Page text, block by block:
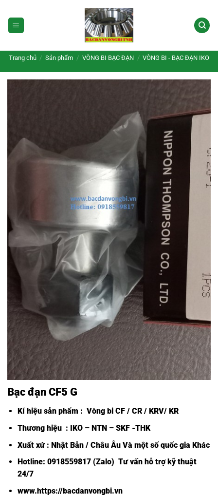
qua
nội
Trang chủ / Sản phẩm / VÒNG BI BẠC ĐẠN / VÒNG BI - BẠC ĐẠN IKO
Bạc đạn CF5 G
Kí hiệu sản phẩm : Vòng bi CF / CR / KRV/ KR
Thương hiệu : IKO – NTN – SKF -THK
Xuất xứ : Nhật Bản / Châu Âu Và một số quốc gia Khác
Hotline: 0918559817 (Zalo) Tư vấn hỗ trợ kỹ thuật
24/7
www.https://bacdanvongbi.vn